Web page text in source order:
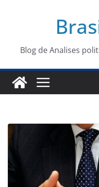
conteúdoBlog de Analises